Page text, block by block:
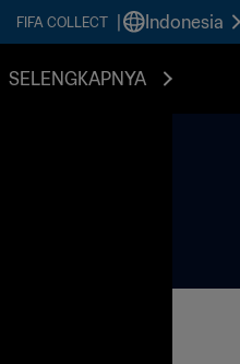
FIFA COLLECT Indonesia
SELENGKAPNYA